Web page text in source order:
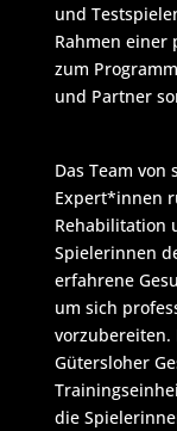
und
Rahmen einer
zum
und Partner
Das Team von
Expert*innen
Rehabilitation
Spielerinnen
erfahrene
um sich
vorzubereiten.
Gütersloher
die